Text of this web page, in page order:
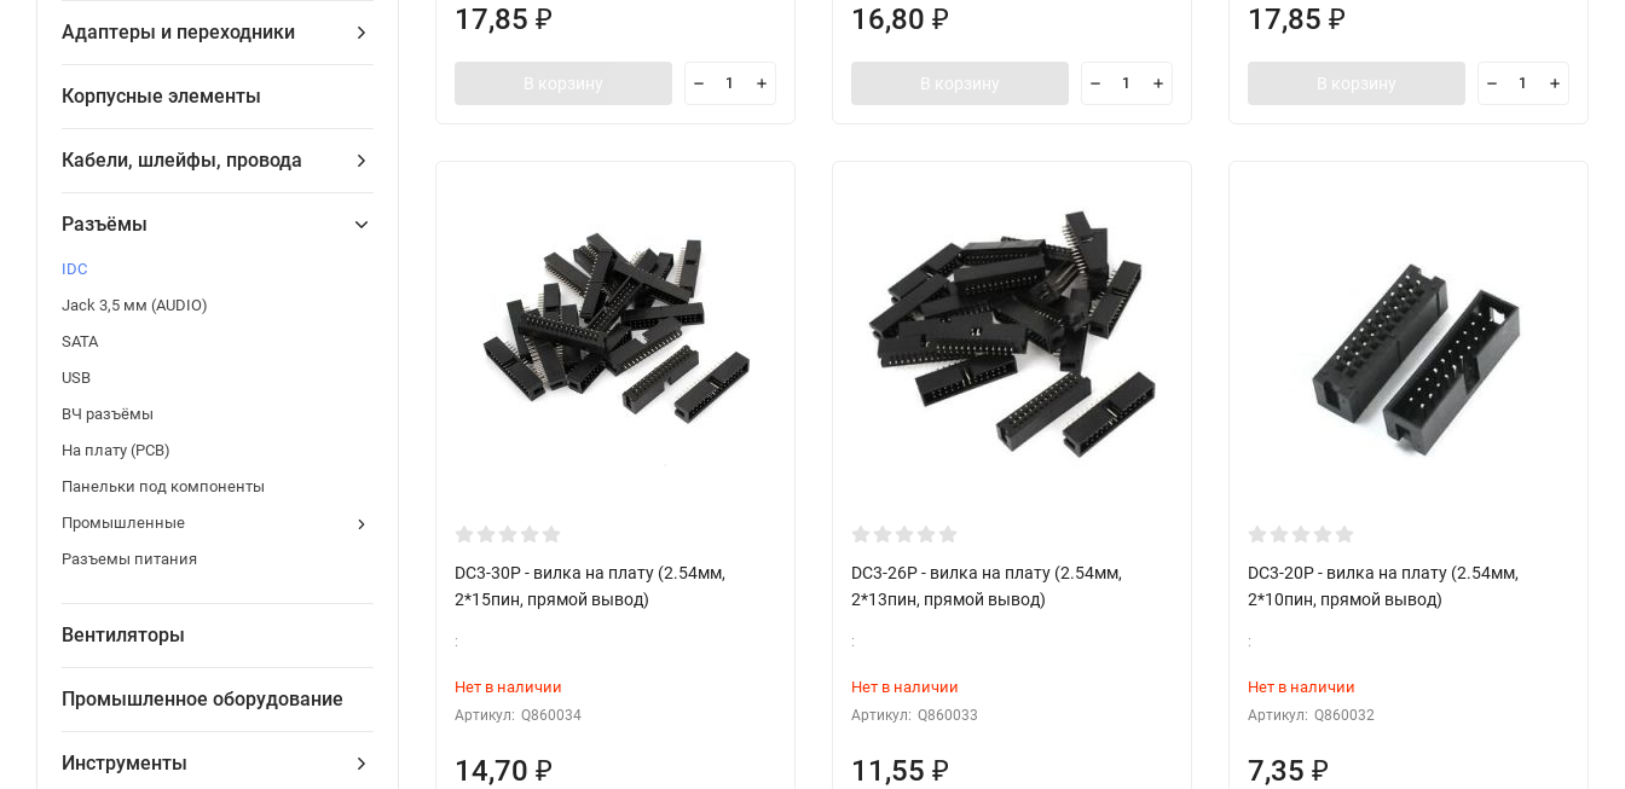
Адаптеры и переходники
Корпусные элементы
Кабели, шлейфы, провода
Разъёмы
IDC
Jack 3,5 мм (AUDIO)
SATA
USB
ВЧ разъёмы
На плату (PCB)
Панельки под компоненты
Промышленные
Разъемы питания
Вентиляторы
Промышленное оборудование
Инструменты
17,85 ₽
В корзину
16,80 ₽
В корзину
17,85 ₽
В корзину
DC3-30P - вилка на плату (2.54мм,
2*15пин, прямой вывод)
:
Нет в наличии
Артикул: Q860034
14,70 ₽
DC3-26P - вилка на плату (2.54мм,
2*13пин, прямой вывод)
:
Нет в наличии
Артикул: Q860033
11,55 ₽
DC3-20P - вилка на плату (2.54мм,
2*10пин, прямой вывод)
:
Нет в наличии
Артикул: Q860032
7,35 ₽